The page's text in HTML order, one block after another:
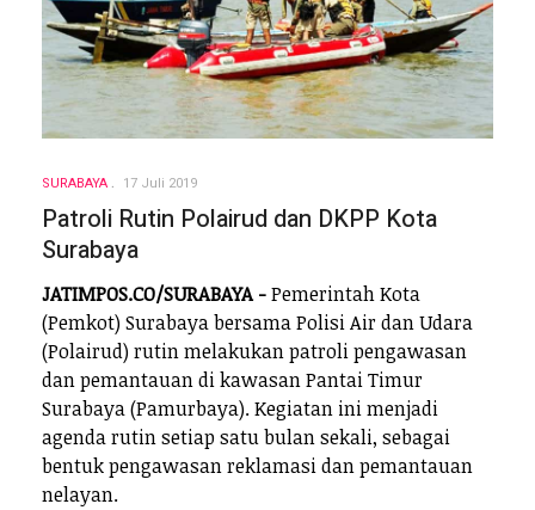
SURABAYA 17 Juli 2019
Patroli Rutin Polairud dan DKPP Kota
Surabaya
JATIMPOS.CO/SURABAYA -Pemerintah Kota
(Pemkot) Surabaya bersama Polisi Air dan Udara
(Polairud) rutin melakukan patroli pengawasan
dan pemantauan di kawasan Pantai Timur
Surabaya (Pamurbaya). Kegiatan ini menjadi
agenda rutin setiap satu bulan sekali, sebagai
bentuk pengawasan reklamasi dan pemantauan
nelayan.